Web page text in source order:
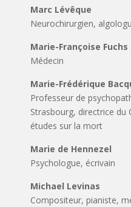
Marc Lévêque
Neurochirurgien,
Marie-Françoise Fuchs
Médecin
Marie-Frédérique
Professeur de
Strasbourg, directrice du
études sur la mort
Marie de Hennezel
Psychologue, écrivain
Michael Levinas
Compositeur, pianiste,